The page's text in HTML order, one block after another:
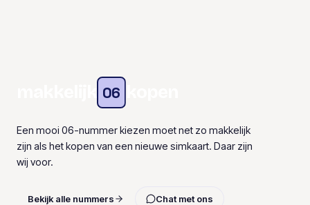
06
Een mooi 06-nummer kiezen moet net zo makkelijk
zijn als het kopen van een nieuwe simkaart. Daar zijn
wij voor.
Bekijk alle nummers Chat met ons